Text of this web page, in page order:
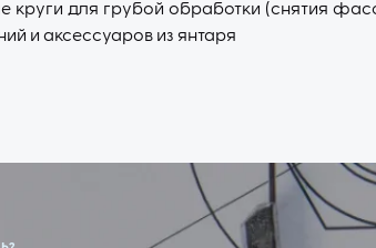
для грубой обработки (снятия
и аксессуаров из янтаря